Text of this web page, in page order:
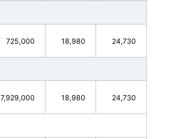
725,000 18,980 24,730
7,929,000 18,980 24,730